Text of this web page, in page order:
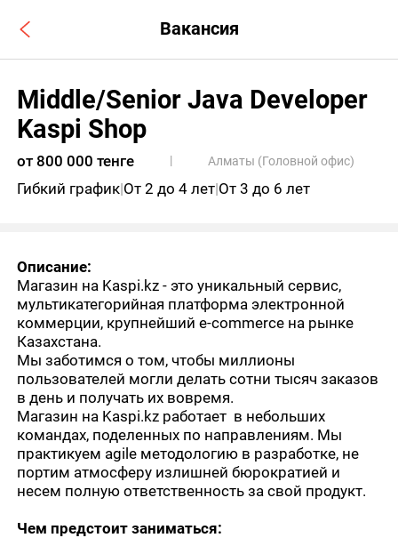
Вакансия
Middle/Senior Java Developer
Kaspi Shop
от 800 000 тенге | Алматы (Головной офис)
Гибкий график|От 2 до 4 лет|От 3 до 6 лет
Описание:
Магазин на Kaspi.kz - это уникальный сервис,
мультикатегорийная платформа электронной
коммерции, крупнейший e-commerce на рынке
Казахстана.
Мы заботимся о том, чтобы миллионы
пользователей могли делать сотни тысяч заказов
в день и получать их вовремя.
Магазин на Kaspi.kz работает в небольших
командах, поделенных по направлениям. Мы
практикуем agile методологию в разработке, не
портим атмосферу излишней бюрократией и
несем полную ответственность за свой продукт.
Чем предстоит заниматься: